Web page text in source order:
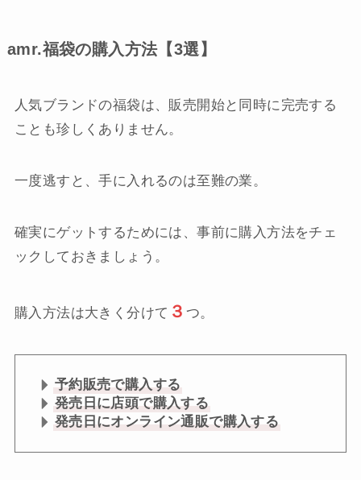
amr.福袋の購入方法【3選】
人気ブランドの福袋は、販売開始と同時に完売する
ことも珍しくありません。
一度逃すと、手に入れるのは至難の業。
確実にゲットするためには、事前に購入方法をチェ
ックしておきましょう。
購入方法は大きく分けて ３ つ。
予約販売で購入する
発売日に店頭で購入する
発売日にオンライン通販で購入する